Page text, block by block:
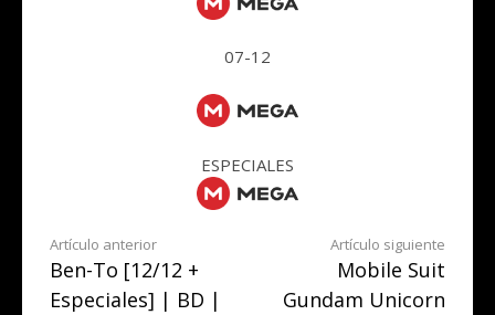
07-12
ESPECIALES
Seguir
leyendo
Artículo anterior
Ben-To [12/12 +
Especiales] | BD |
Artículo siguiente
Mobile Suit
Gundam Unicorn